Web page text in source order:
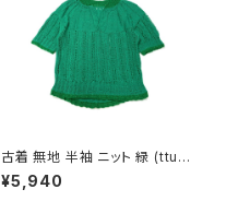
古着 無地 半袖 ニット 緑 (ttu2
603029)
¥5,940